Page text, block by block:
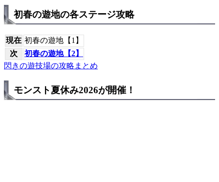
初春の遊地の各ステージ攻略
現在 初春の遊地【1】
次
初春の遊地【2】
閃きの遊技場の攻略まとめ
モンスト夏休み2026が開催！